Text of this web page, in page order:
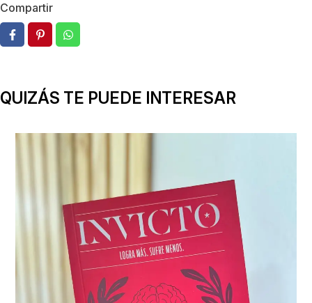
buenas
cantidad
Compartir
QUIZÁS TE PUEDE INTERESAR